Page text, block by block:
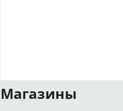
Магазины